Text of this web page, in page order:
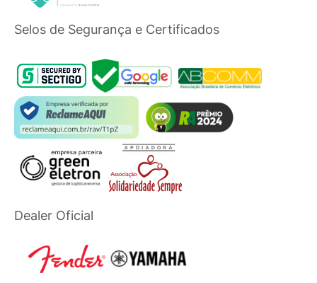
Selos de Segurança e Certificados
Dealer Oficial